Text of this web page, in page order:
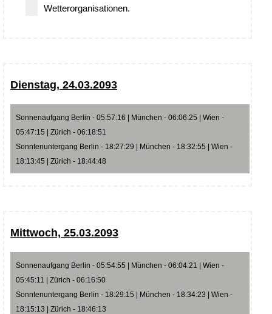
Wetterorganisationen.
Dienstag, 24.03.2093
Sonnenaufgang Berlin - 05:57:16 | München - 06:06:25 | Wien -
05:47:15 | Zürich - 06:18:51
Sonntenuntergang Berlin - 18:27:29 | München - 18:32:55 | Wien -
18:13:45 | Zürich - 18:44:48
Mittwoch, 25.03.2093
Sonnenaufgang Berlin - 05:54:55 | München - 06:04:21 | Wien -
05:45:11 | Zürich - 06:16:50
Sonntenuntergang Berlin - 18:29:15 | München - 18:34:23 | Wien -
18:15:13 | Zürich - 18:46:13